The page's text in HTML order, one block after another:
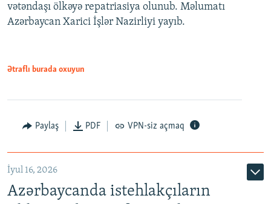
vətəndaşı ölkəyə repatriasiya olunub. Məlumatı
Azərbaycan Xarici İşlər Nazirliyi yayıb.
Ətraflı burada oxuyun
Paylaş PDF VPN-siz açmaq
İyul 16, 2026
Azərbaycanda istehlakçıların